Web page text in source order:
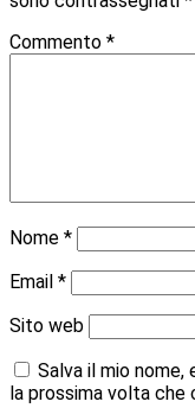
Commento *
Nome *
Email *
Sito web
Salva il mio
la prossima volta che